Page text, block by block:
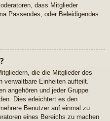
dass Mitglieder
Passendes, oder Beleidigendes
die die Mitglieder des
verwaltbare Einheiten aufteilt.
angehören und jeder Gruppe
Dies erleichtert es den
Benutzer auf einmal zu
eines Bereichs zu machen